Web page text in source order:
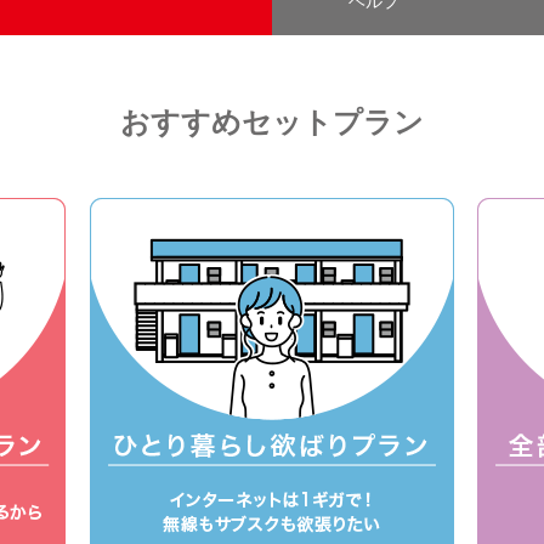
おすすめセットプラン